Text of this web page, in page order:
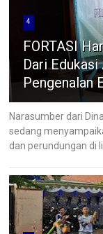
4
FORTASI
Dari
Pengenalan
Narasumber dari
sedang
dan perundungan di